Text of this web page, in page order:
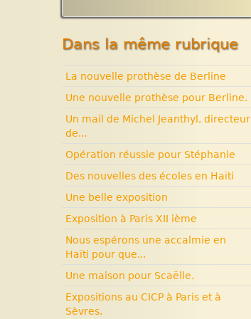
Autour d’Haïti.
années terribles. Cité
Histoire d’Haïti. Histoire et
Vaudou.
Dans la même rubrique
La nouvelle prothèse de Berline
Une nouvelle prothèse pour Berline.
Un mail de Michel Jeanthyl, directeur
de...
Opération réussie pour Stéphanie
Des nouvelles des écoles en Haïti
Une belle exposition
Exposition à Paris XII ième
Nous espérons une accalmie en
Haïti pour que...
Une maison pour Scaëlle.
Expositions au CICP à Paris et à
Sèvres.